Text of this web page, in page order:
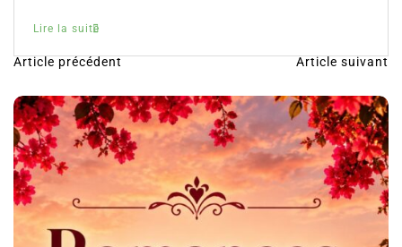
Lire la suite
N
a
v
i
g
a
t
Article précédent Article suivant